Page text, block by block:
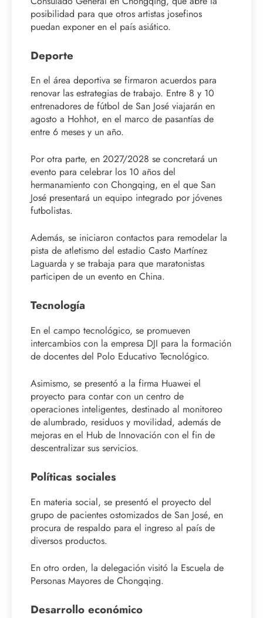
posibilidad para que otros artistas josefinos
puedan exponer en el país asiático.
Deporte
En el área deportiva se firmaron acuerdos para
renovar las estrategias de trabajo. Entre 8 y 10
entrenadores de fútbol de San José viajarán en
agosto a Hohhot, en el marco de pasantías de
entre 6 meses y un año.
Por otra parte, en 2027/2028 se concretará un
evento para celebrar los 10 años del
hermanamiento con Chongqing, en el que San
José presentará un equipo integrado por jóvenes
futbolistas.
Además, se iniciaron contactos para remodelar la
pista de atletismo del estadio Casto Martínez
Laguarda y se trabaja para que maratonistas
participen de un evento en China.
Tecnología
En el campo tecnológico, se promueven
intercambios con la empresa DJI para la formación
de docentes del Polo Educativo Tecnológico.
Asimismo, se presentó a la firma Huawei el
proyecto para contar con un centro de
operaciones inteligentes, destinado al monitoreo
de alumbrado, residuos y movilidad, además de
mejoras en el Hub de Innovación con el fin de
descentralizar sus servicios.
Políticas sociales
En materia social, se presentó el proyecto del
grupo de pacientes ostomizados de San José, en
procura de respaldo para el ingreso al país de
diversos productos.
En otro orden, la delegación visitó la Escuela de
Personas Mayores de Chongqing.
Desarrollo económico